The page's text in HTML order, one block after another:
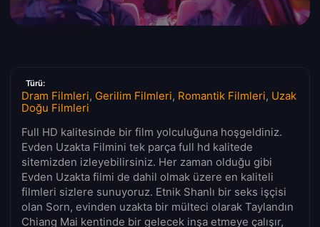
Türü:
Dram Filmleri, Gerilim Filmleri, Romantik Filmleri, Uzak
Doğu Filmleri
Full HD kalitesinde bir film yolculuğuna hoşgeldiniz.
Evden Uzakta Filmini tek parça full hd kalitede
sitemizden izleyebilirsiniz. Her zaman olduğu gibi
Evden Uzakta filmi de dahil olmak üzere en kaliteli
filmleri sizlere sunuyoruz. Etnik Shanlı bir seks işçisi
olan Sorn, evinden uzakta bir mülteci olarak Taylandın
Chiang Mai kentinde bir gelecek inşa etmeye çalışır,